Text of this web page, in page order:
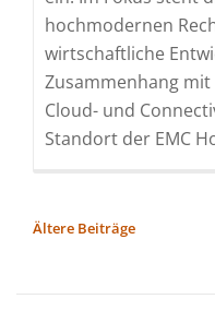
hochmodernen
wirtschaftliche
Zusammenhang
Cloud- und
Standort der EMC
Ältere Beiträge